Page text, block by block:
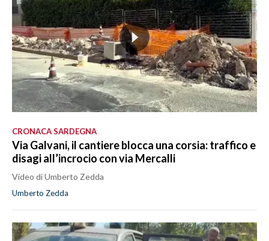
CRONACA SARDEGNA
Via Galvani, il cantiere blocca una corsia: traffico e
disagi all’incrocio con via Mercalli
Video di Umberto Zedda
Umberto Zedda